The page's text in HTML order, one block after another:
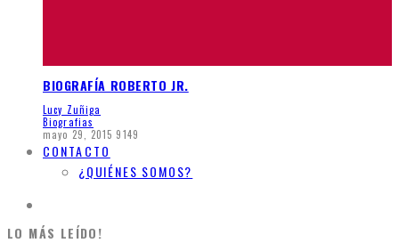
BIOGRAFÍA ROBERTO JR.
Lucy Zuñiga
Biografias
mayo 29, 2015 9149
CONTACTO
¿QUIÉNES SOMOS?
LO MÁS LEÍDO!